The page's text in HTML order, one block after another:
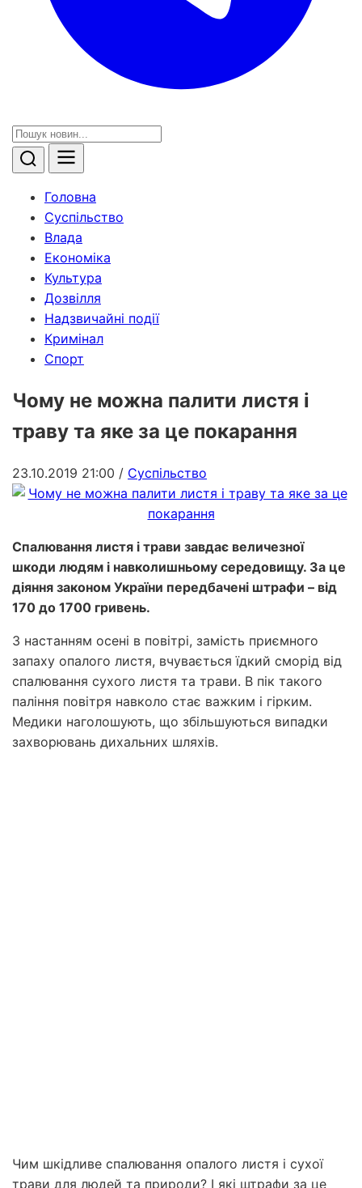
Головна
Суспільство
Влада
Економіка
Культура
Дозвілля
Надзвичайні події
Кримінал
Спорт
Чому не можна палити листя і
траву та яке за це покарання
23.10.2019 21:00 / Суспільство
Спалювання листя і трави завдає величезної
шкоди людям і навколишньому середовищу. За це
діяння законом України передбачені штрафи – від
170 до 1700 гривень.
З настанням осені в повітрі, замість приємного
запаху опалого листя, вчувається їдкий сморід від
спалювання сухого листя та трави. В пік такого
паління повітря навколо стає важким і гірким.
Медики наголошують, що збільшуються випадки
захворювань дихальних шляхів.
Чим шкідливе спалювання опалого листя і сухої
трави для людей та природи? І які штрафи за це